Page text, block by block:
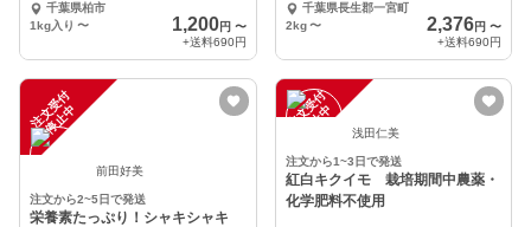
千葉県柏市
1kg入り 〜 1,200円 〜
+送料690円
使用千葉県長生郡一宮町
2kg 〜 2,376円 〜
+送料690円
注
文
受
付
停
止
中
前田好美
注文から2~5日で発送
栄養素たっぷり！シャキシャキ
注
文
受
付
停
止
中 浅田仁美
注文から1~3日で発送
紅白キクイモ 栽培期間中農薬・
化学肥料不使用